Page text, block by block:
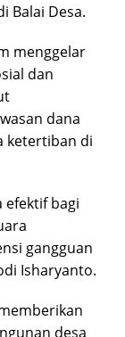
Balai Desa.
menggelar
dan
dana
ketertiban di
efektif bagi
gangguan
Isharyanto.
desa